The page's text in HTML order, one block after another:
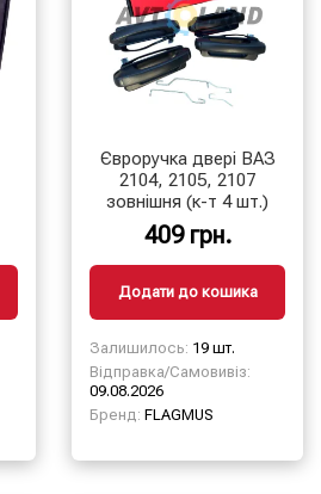
Євроручка двері ВАЗ
2104, 2105, 2107
зовнішня (к-т 4 шт.)
409 грн.
Додати до кошика
Залишилось: 19 шт.
Відправка/Самовивіз:
09.08.2026
Бренд: FLAGMUS